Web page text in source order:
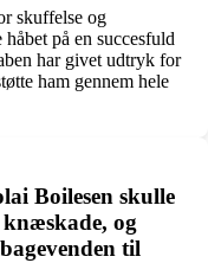
skuffelse og
på en succesfuld
har givet udtryk for
ham gennem hele
Boilesen skulle
og
til